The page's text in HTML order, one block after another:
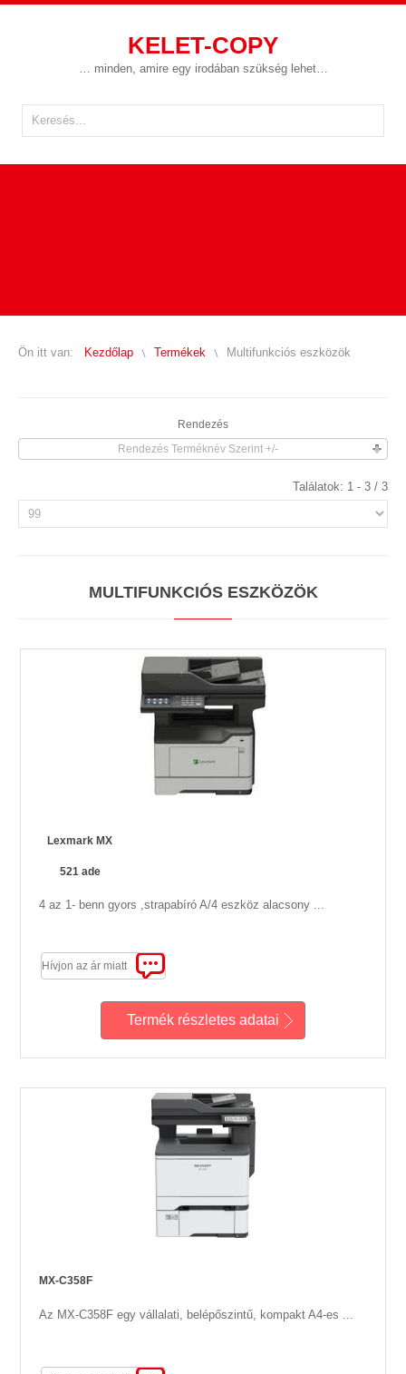
KELET-COPY
… minden, amire egy irodában szükség lehet…
Ön itt van: Kezdőlap Termékek Multifunkciós eszközök
Rendezés
Rendezés Terméknév Szerint +/-
Találatok: 1 - 3 / 3
MULTIFUNKCIÓS ESZKÖZÖK
Lexmark MX
521 ade
4 az 1- benn gyors ,strapabíró A/4 eszköz alacsony ...
Hívjon az ár miatt
Termék részletes adatai
MX-C358F
Az MX-C358F egy vállalati, belépőszintű, kompakt A4-es ...